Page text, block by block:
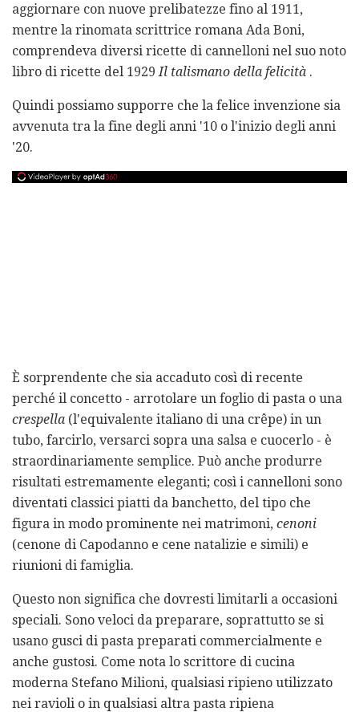
aggiornare con nuove prelibatezze fino al 1911,
mentre la rinomata scrittrice romana Ada Boni,
comprendeva diversi ricette di cannelloni nel suo noto
libro di ricette del 1929 Il talismano della felicità .
Quindi possiamo supporre che la felice invenzione sia
avvenuta tra la fine degli anni '10 o l'inizio degli anni
'20.
È sorprendente che sia accaduto così di recente
perché il concetto - arrotolare un foglio di pasta o una
crespella (l'equivalente italiano di una crêpe) in un
tubo, farcirlo, versarci sopra una salsa e cuocerlo - è
straordinariamente semplice. Può anche produrre
risultati estremamente eleganti; così i cannelloni sono
diventati classici piatti da banchetto, del tipo che
figura in modo prominente nei matrimoni, cenoni
(cenone di Capodanno e cene natalizie e simili) e
riunioni di famiglia.
Questo non significa che dovresti limitarli a occasioni
speciali. Sono veloci da preparare, soprattutto se si
usano gusci di pasta preparati commercialmente e
anche gustosi. Come nota lo scrittore di cucina
moderna Stefano Milioni, qualsiasi ripieno utilizzato
nei ravioli o in qualsiasi altra pasta ripiena